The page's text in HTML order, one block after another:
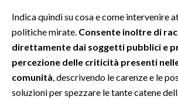
INFO AZIENDE
ABBONATI
ANNUNCI
NECROLOGI
Indica quindi su cosa e come intervenire
politiche mirate. Consente inoltre di
direttamente dai soggetti pubblici e
percezione delle criticità presenti
comunità , descrivendo le carenze e le
soluzioni per spezzare le tante catene